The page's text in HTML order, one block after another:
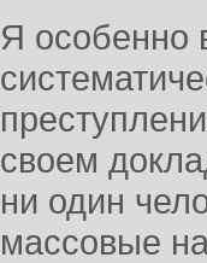
Я особенно
своем
ни один
массовые